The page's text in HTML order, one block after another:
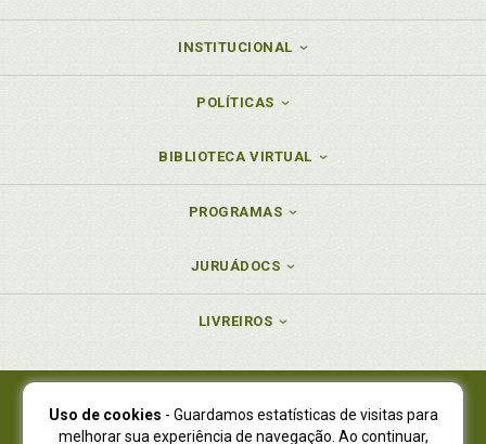
INSTITUCIONAL
POLÍTICAS
BIBLIOTECA VIRTUAL
PROGRAMAS
JURUÁDOCS
LIVREIROS
Juruá Editora Ltda., CNPJ 77.535.508/0001-19
Uso de cookies - Guardamos estatísticas de visitas para
melhorar sua experiência de navegação. Ao continuar,